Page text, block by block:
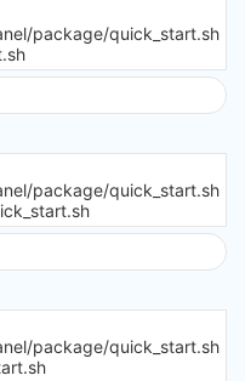
package/quick_start.sh
package/quick_start.sh
package/quick_start.sh